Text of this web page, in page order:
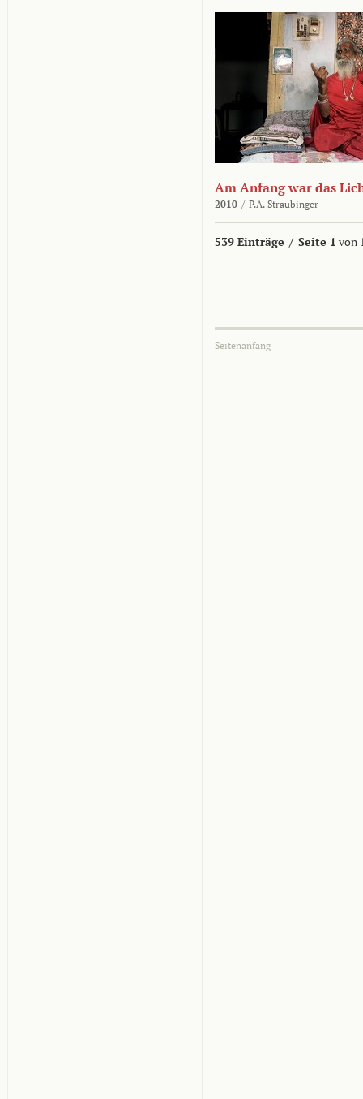
Am Anfang war das
2010 / P.A. Straubinger
539 Einträge / Seite 1 von
Seitenanfang